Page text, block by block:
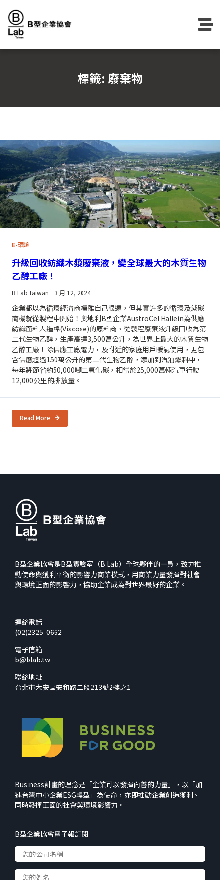
content
標籤: 廢棄物
E-環境
升級回收紡織木漿廢棄液，變全球最大的木質生物
乙醇工廠！
B Lab Taiwan 3 月 12, 2024
企業都以為循環經濟商模離自己很遠，但其實許多的循環及減碳
商機就從製程中開始！奧地利B型企業AustroCel Hallein為供應
紡織面料人造棉(Viscose)的原料商，從製程廢棄液升級回收為第
二代生物乙醇，生產高達3,500萬公升，為世界上最大的木質生物
乙醇工廠！除供應工廠電力，及附近的家庭用戶暖氣使用，更包
含供應超過150萬公升的第二代生物乙醇，添加到汽油燃料中，
每年將節省約50,000噸二氧化碳，相當於25,000萬輛汽車行駛
12,000公里的排放量。
Read More
B型企業協會是B型實驗室（B Lab）全球夥伴的一員，致力推
動使命與獲利平衡的影響力商業模式，用商業力量發揮對社會
與環境正面的影響力，協助企業成為對世界最好的企業。
連絡電話
(02)2325-0662
電子信箱
b@blab.tw
聯絡地址
台北市大安區安和路二段213號2樓之1
Business計畫的理念是「企業可以發揮向善的力量」，以「加
速台灣中小企業ESG轉型」為使命，亦即推動企業創造獲利、
同時發揮正面的社會與環境影響力。
B型企業協會電子報訂閱